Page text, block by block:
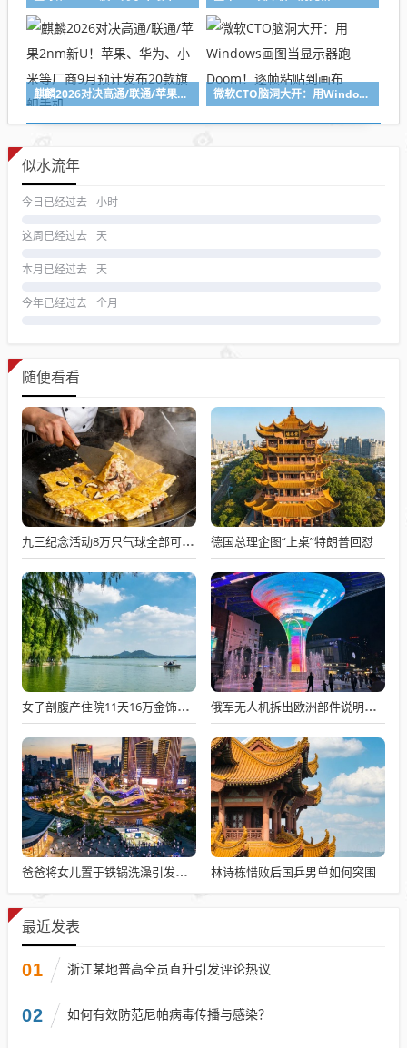
麒麟2026对决高通/联通/苹果2nm新U！苹果、华为、小米等厂商9月预计发布20款旗舰手机 微软CTO脑洞大开：用Windows画图当显示器跑Doom！逐帧粘贴到画布
似水流年
今日已经过去 小时
这周已经过去 天
本月已经过去 天
今年已经过去 个月
随便看看
九三纪念活动8万只气球全部可降解 德国总理企图“上桌”特朗普回怼
女子剖腹产住院11天16万金饰被偷 俄军无人机拆出欧洲部件说明什么
爸爸将女儿置于铁锅洗澡引发争议，生死攸关的选择 林诗栋惜败后国乒男单如何突围
最近发表
01 浙江某地普高全员直升引发评论热议
02 如何有效防范尼帕病毒传播与感染？